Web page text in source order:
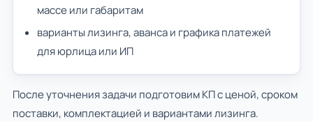
массе или габаритам
варианты лизинга, аванса и графика платежей
для юрлица или ИП
После уточнения задачи подготовим КП с ценой, сроком
поставки, комплектацией и вариантами лизинга.